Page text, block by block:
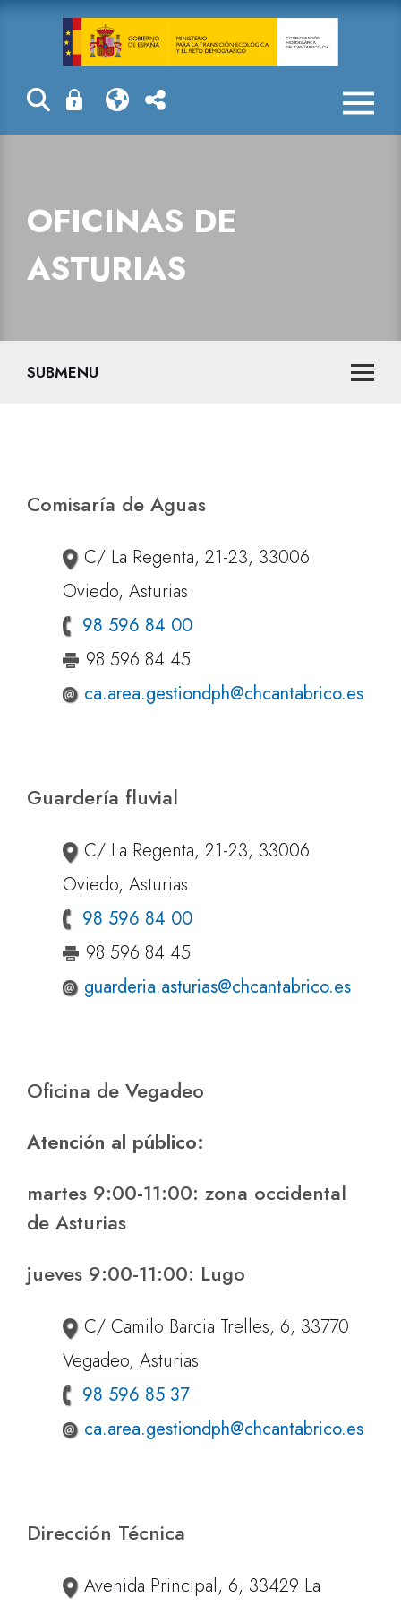
Oficinas de
OFICINAS DE
ASTURIAS
SUBMENU
Comisaría de Aguas
C/ La Regenta, 21-23, 33006
Oviedo, Asturias
98 596 84 00
98 596 84 45
ca.area.gestiondph@chcantabrico.es
Guardería fluvial
C/ La Regenta, 21-23, 33006
Oviedo, Asturias
98 596 84 00
98 596 84 45
guarderia.asturias@chcantabrico.es
Oficina de Vegadeo
Atención al público:
martes 9:00-11:00: zona occidental
de Asturias
jueves 9:00-11:00: Lugo
C/ Camilo Barcia Trelles, 6, 33770
Vegadeo, Asturias
98 596 85 37
ca.area.gestiondph@chcantabrico.es
Dirección Técnica
Avenida Principal, 6, 33429 La